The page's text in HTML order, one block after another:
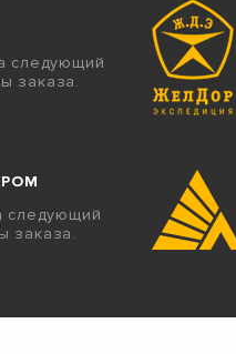
следующий
заказа.
следующий
заказа.